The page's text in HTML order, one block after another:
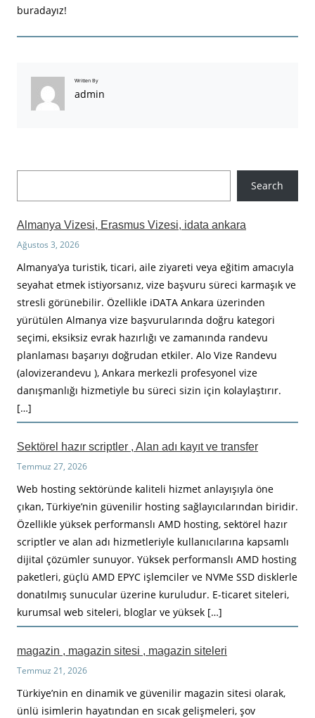
buradayız!
Written By
admin
Search
Almanya Vizesi, Erasmus Vizesi, idata ankara
Ağustos 3, 2026
Almanya’ya turistik, ticari, aile ziyareti veya eğitim amacıyla
seyahat etmek istiyorsanız, vize başvuru süreci karmaşık ve
stresli görünebilir. Özellikle iDATA Ankara üzerinden
yürütülen Almanya vize başvurularında doğru kategori
seçimi, eksiksiz evrak hazırlığı ve zamanında randevu
planlaması başarıyı doğrudan etkiler. Alo Vize Randevu
(alovizerandevu ), Ankara merkezli profesyonel vize
danışmanlığı hizmetiyle bu süreci sizin için kolaylaştırır.
[…]
Sektörel hazır scriptler , Alan adı kayıt ve transfer
Temmuz 27, 2026
Web hosting sektöründe kaliteli hizmet anlayışıyla öne
çıkan, Türkiye’nin güvenilir hosting sağlayıcılarından biridir.
Özellikle yüksek performanslı AMD hosting, sektörel hazır
scriptler ve alan adı hizmetleriyle kullanıcılarına kapsamlı
dijital çözümler sunuyor. Yüksek performanslı AMD hosting
paketleri, güçlü AMD EPYC işlemciler ve NVMe SSD disklerle
donatılmış sunucular üzerine kuruludur. E-ticaret siteleri,
kurumsal web siteleri, bloglar ve yüksek […]
magazin , magazin sitesi , magazin siteleri
Temmuz 21, 2026
Türkiye’nin en dinamik ve güvenilir magazin sitesi olarak,
ünlü isimlerin hayatından en sıcak gelişmeleri, şov